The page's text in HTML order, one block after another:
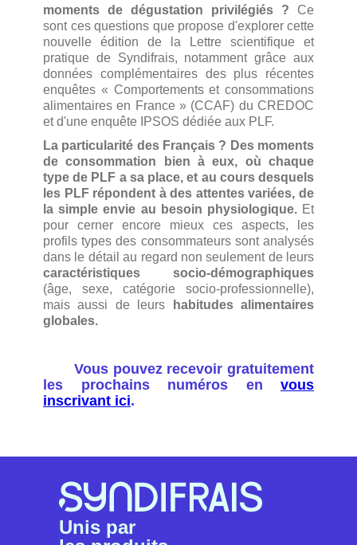
moments de dégustation privilégiés ? Ce
sont ces questions que propose d'explorer cette
nouvelle édition de la Lettre scientifique et
pratique de Syndifrais, notamment grâce aux
données complémentaires des plus récentes
enquêtes « Comportements et consommations
alimentaires en France » (CCAF) du CREDOC
et d'une enquête IPSOS dédiée aux PLF.
La particularité des Français ? Des moments
de consommation bien à eux, où chaque
type de PLF a sa place, et au cours desquels
les PLF répondent à des attentes variées, de
la simple envie au besoin physiologique.Et
pour cerner encore mieux ces aspects, les
profils types des consommateurs sont analysés
dans le détail au regard non seulement de leurs
caractéristiques socio-démographiques
(âge, sexe, catégorie socio-professionnelle),
mais aussi de leurs
habitudes alimentaires
globales.
Vous pouvez recevoir gratuitement
les prochains numéros en vous
inscrivant ici.
Unis par